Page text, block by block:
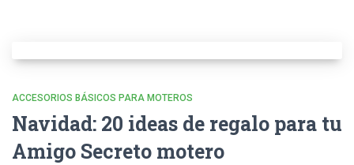
ACCESORIOS BÁSICOS PARA MOTEROS
Navidad: 20 ideas de regalo para tu
Amigo Secreto motero